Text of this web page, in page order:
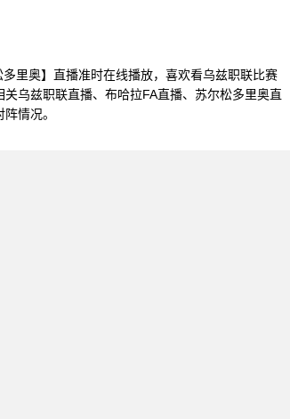
里奥】直播准时在线播放，喜欢看乌兹职联比赛
乌兹职联直播、布哈拉FA直播、苏尔松多里奥直
情况。